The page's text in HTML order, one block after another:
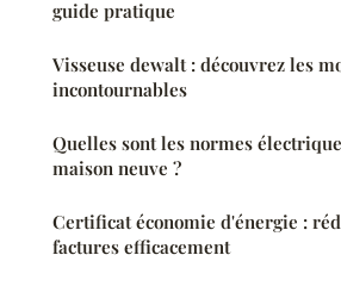
guide pratique
Visseuse dewalt : découvrez les
incontournables
Quelles sont les normes
maison neuve ?
Certificat économie d'énergie :
factures efficacement